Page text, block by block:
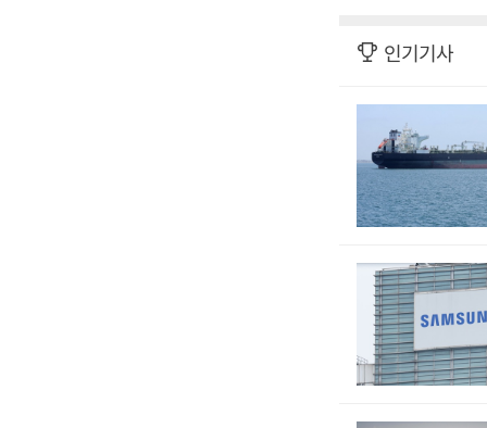
인기기사